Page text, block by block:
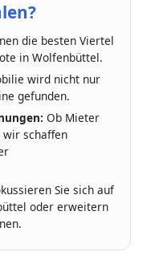
die besten Viertel
in Wolfenbüttel.
wird nicht nur
gefunden.
Ob Mieter
schaffen
Sie sich auf
oder erweitern